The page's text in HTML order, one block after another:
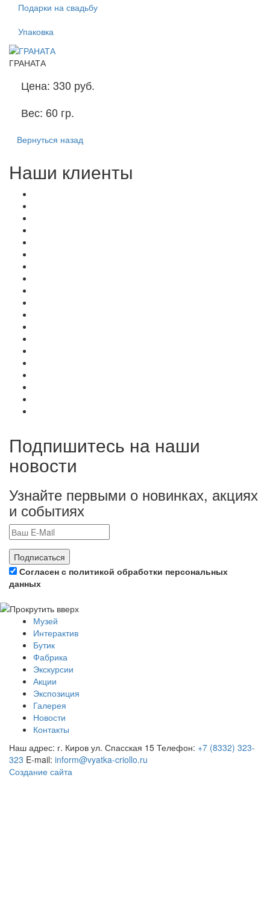
Подарки на свадьбу
Упаковка
ГРАНАТА
Цена: 330 руб.
Вес: 60 гр.
Вернуться назад
Наши клиенты
Подпишитесь на наши
новости
Узнайте первыми о новинках, акциях
и событиях
Подписаться
Согласен с политикой обработки персональных
данных
Музей
Интерактив
Бутик
Фабрика
Экскурсии
Акции
Экспозиция
Галерея
Новости
Контакты
Наш адрес: г. Киров ул. Спасская 15 Телефон: +7 (8332) 323-
323 E-mail: inform@vyatka-criollo.ru
Создание сайта